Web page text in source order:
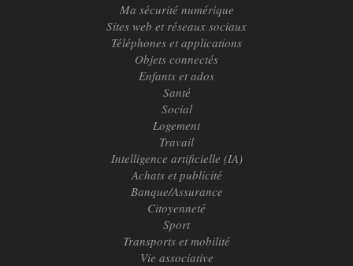
Ma sécurité numérique
Sites web et réseaux sociaux
Téléphones et applications
Objets connectés
Enfants et ados
Santé
Social
Logement
Travail
Intelligence artificielle (IA)
Achats et publicité
Banque/Assurance
Citoyenneté
Sport
Transports et mobilité
Vie associative